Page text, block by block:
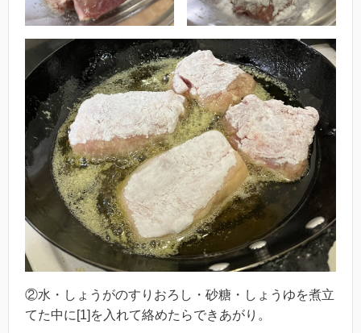
②水・しょうがのすりおろし・砂糖・しょうゆを煮立
てた中に[1]を入れて絡めたらできあがり。